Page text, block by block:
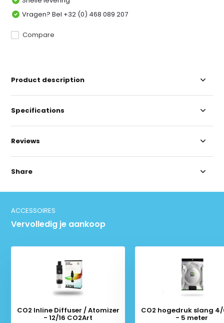
Vragen? Bel +32 (0) 468 089 207
Compare
Product description
Specifications
Reviews
Share
ACCESSOIRES
Vervolledig je aankoop
CO2 Inline Diffuser / Atomizer
- 12/16 CO2Art
CO2 hogedruk slang
- 5 meter